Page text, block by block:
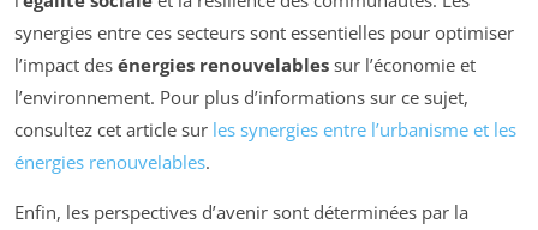
synergies entre ces secteurs sont essentielles pour optimiser
l’impact des énergies renouvelables sur l’économie et
l’environnement. Pour plus d’informations sur ce sujet,
consultez cet article sur les synergies entre l’urbanisme et les
énergies renouvelables.
Enfin, les perspectives d’avenir sont déterminées par la